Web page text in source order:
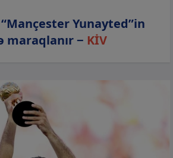
Yunayted”in
maraqlanır − KİV